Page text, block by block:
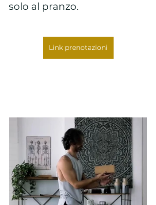
solo al pranzo.
Link prenotazioni